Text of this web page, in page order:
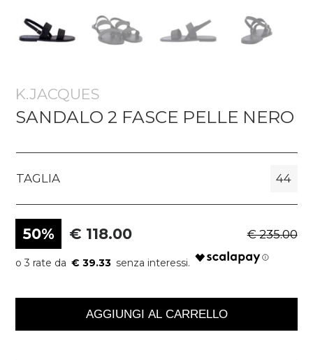
K.JACQUES
SANDALO 2 FASCE PELLE NERO
TAGLIA 44
50% € 118.00 € 235.00
€ 39.33
AGGIUNGI AL CARRELLO